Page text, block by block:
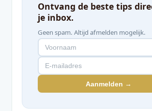
Ontvang de beste tips
je inbox.
Geen spam. Altijd afmelden mogelijk.
Aanmelden →